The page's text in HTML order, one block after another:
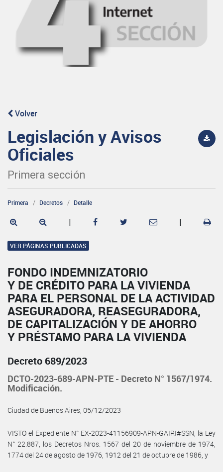
Volver
Legislación y Avisos
Oficiales
Primera sección
Primera Decretos Detalle
| |
VER PÁGINAS PUBLICADAS
FONDO INDEMNIZATORIO
Y DE CRÉDITO PARA LA VIVIENDA
PARA EL PERSONAL DE LA ACTIVIDAD
ASEGURADORA, REASEGURADORA,
DE CAPITALIZACIÓN Y DE AHORRO
Y PRÉSTAMO PARA LA VIVIENDA
Decreto 689/2023
DCTO-2023-689-APN-PTE - Decreto N° 1567/1974.
Modificación.
Ciudad de Buenos Aires, 05/12/2023
VISTO el Expediente N° EX-2023-41156909-APN-GAIRI#SSN, la Ley
N° 22.887, los Decretos Nros. 1567 del 20 de noviembre de 1974,
1774 del 24 de agosto de 1976, 1912 del 21 de octubre de 1986, y